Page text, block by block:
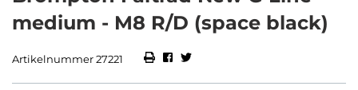
medium - M8 R/D (space black)
Artikelnummer 27221